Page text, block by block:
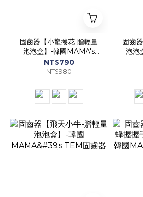
固齒器【小龍捲花-贈輕量
泡泡盒】-韓國MAMA's
TEM固齒器
NT$790
NT$980
固齒
泡泡